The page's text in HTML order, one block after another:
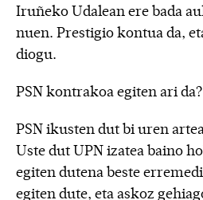
Iruñeko Udalean ere bada
nuen. Prestigio kontua da,
diogu.
PSN kontrakoa egiten ari da?
PSN ikusten dut bi uren
Uste dut UPN izatea baino
egiten dutena beste
egiten dute, eta askoz